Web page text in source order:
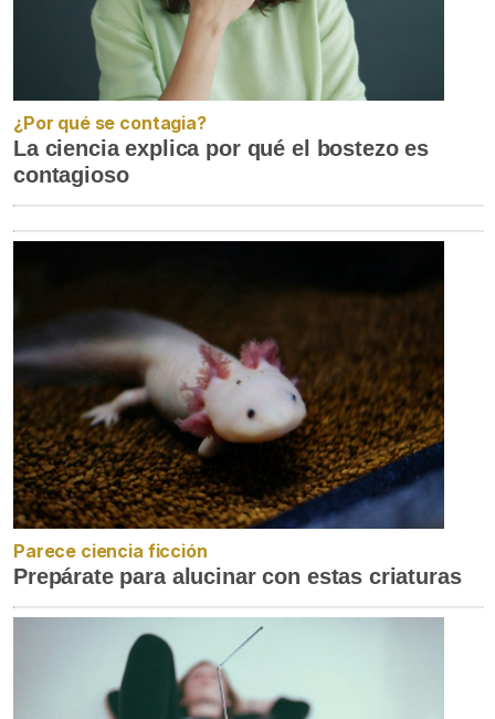
¿Por qué se contagia?
La ciencia explica por qué el bostezo es
contagioso
Parece ciencia ficción
Prepárate para alucinar con estas criaturas